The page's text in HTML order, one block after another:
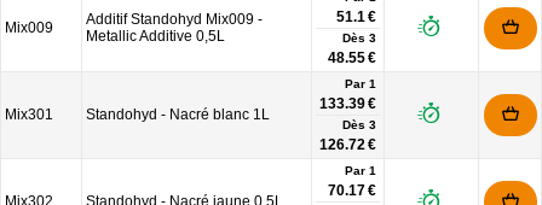
Mix009
Additif Standohyd Mix009 -
Metallic Additive 0,5L
51.1 €
Dès 3
48.55 €
Mix301 Standohyd - Nacré blanc 1L
Par 1
133.39 €
Dès 3
126.72 €
Mix302 Standohyd - Nacré jaune 0.5L
Par 1
70.17 €